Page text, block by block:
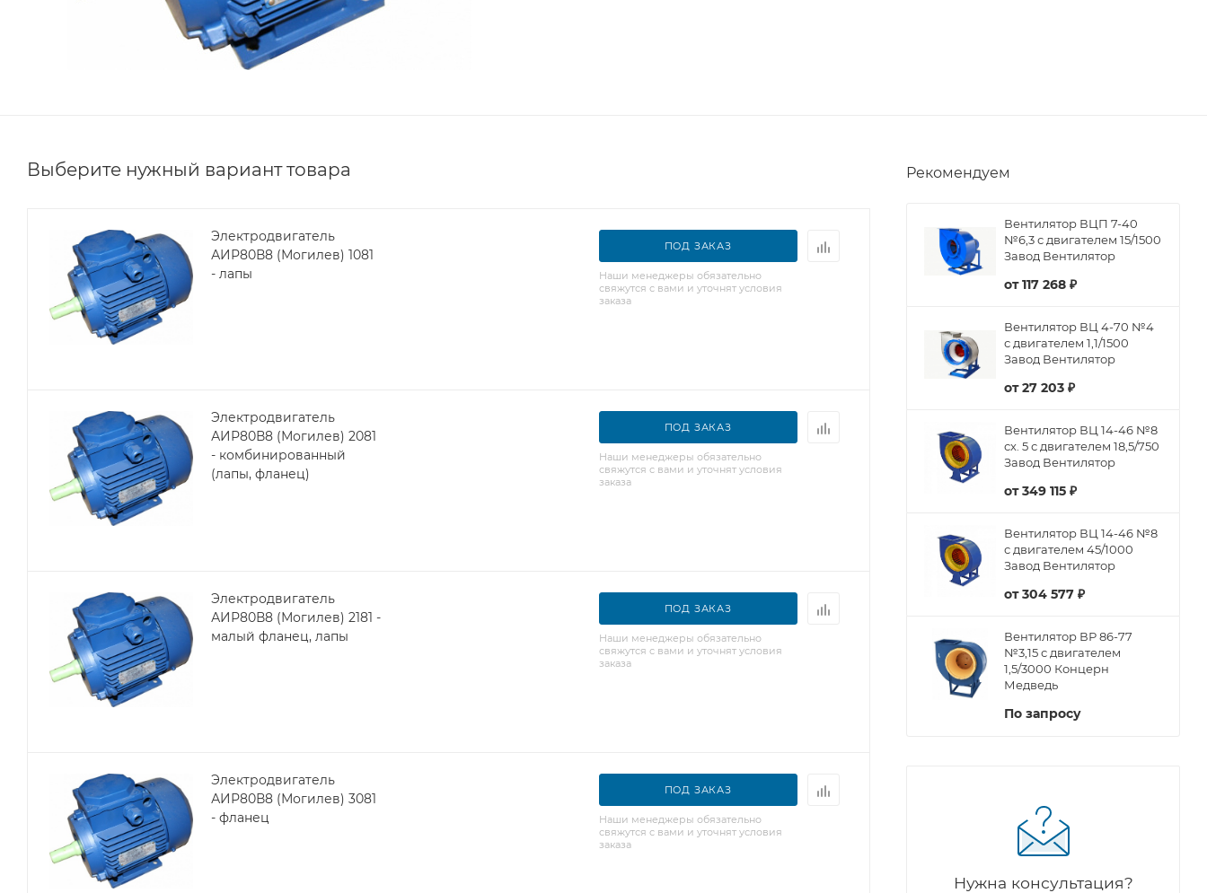
Выберите нужный вариант товара
Электродвигатель
АИР80В8 (Могилев) 1081
- лапы
ПОД ЗАКАЗ
Наши менеджеры обязательно
свяжутся с вами и уточнят условия
заказа
Электродвигатель
АИР80В8 (Могилев) 2081
- комбинированный
(лапы, фланец)
ПОД ЗАКАЗ
Наши менеджеры обязательно
свяжутся с вами и уточнят условия
заказа
Электродвигатель
АИР80В8 (Могилев) 2181 -
малый фланец, лапы
ПОД ЗАКАЗ
Наши менеджеры обязательно
свяжутся с вами и уточнят условия
заказа
Электродвигатель
АИР80В8 (Могилев) 3081
- фланец
ПОД ЗАКАЗ
Наши менеджеры обязательно
свяжутся с вами и уточнят условия
заказа
Рекомендуем
Вентилятор ВЦП 7-40
№6,3 с двигателем 15/1500
Завод Вентилятор
от117 268 ₽
Вентилятор ВЦ 4-70 №4
с двигателем 1,1/1500
Завод Вентилятор
от27 203 ₽
Вентилятор ВЦ 14-46 №8
сх. 5 с двигателем 18,5/750
Завод Вентилятор
от349 115 ₽
Вентилятор ВЦ 14-46 №8
с двигателем 45/1000
Завод Вентилятор
от304 577 ₽
Вентилятор ВР 86-77
№3,15 с двигателем
1,5/3000 Концерн
Медведь
По запросу
Нужна консультация?